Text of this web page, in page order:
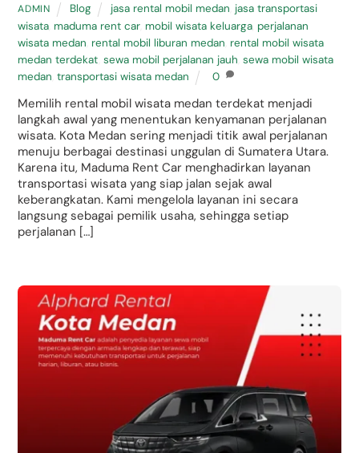
ADMIN Blog jasa rental mobil medan jasa transportasi
wisata maduma rent car mobil wisata keluarga perjalanan
wisata medan rental mobil liburan medan rental mobil wisata
medan terdekat ,sewa mobil perjalanan jauh ,sewa mobil wisata
medan ,transportasi wisata medan 0
Memilih rental mobil wisata medan terdekat menjadi
langkah awal yang menentukan kenyamanan perjalanan
wisata. Kota Medan sering menjadi titik awal perjalanan
menuju berbagai destinasi unggulan di Sumatera Utara.
Karena itu, Maduma Rent Car menghadirkan layanan
transportasi wisata yang siap jalan sejak awal
keberangkatan. Kami mengelola layanan ini secara
langsung sebagai pemilik usaha, sehingga setiap
perjalanan […]